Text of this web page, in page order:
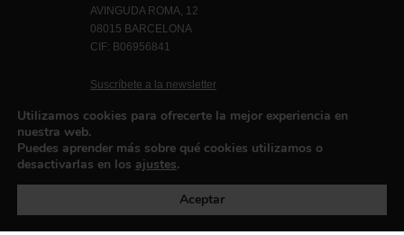
AVINGUDA ROMA, 12
08015 BARCELONA
CIF: B06956841
Suscríbete a la newsletter
Política de privacidad
Utilizamos cookies para ofrecerte la mejor experiencia en
nuestra web.
Puedes aprender más sobre qué cookies utilizamos o
desactivarlas en los ajustes.
Aceptar